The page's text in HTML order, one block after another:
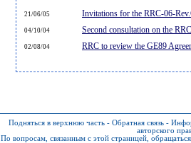
21/06/05 Invitations for the RRC-06-
04/10/04 Second consultation on the
02/08/04 RRC to review the GE89
Подняться в верхнюю часть - Обратная связь -
авторского
По вопросам, связанным с этой страницей,